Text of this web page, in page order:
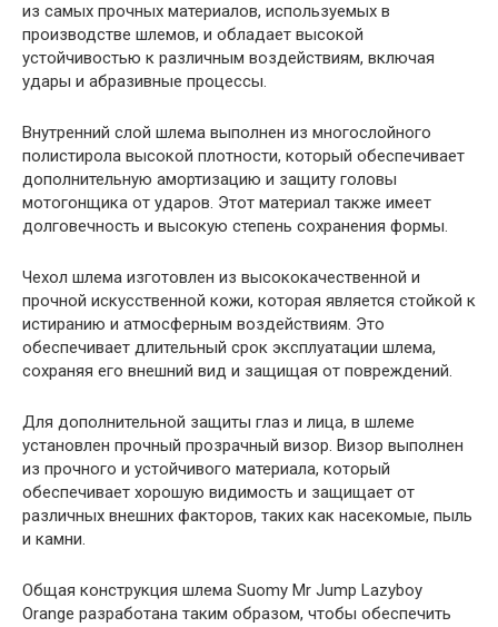
из самых прочных материалов, используемых в
производстве шлемов, и обладает высокой
устойчивостью к различным воздействиям, включая
удары и абразивные процессы.
Внутренний слой шлема выполнен из многослойного
полистирола высокой плотности, который обеспечивает
дополнительную амортизацию и защиту головы
мотогонщика от ударов. Этот материал также имеет
долговечность и высокую степень сохранения формы.
Чехол шлема изготовлен из высококачественной и
прочной искусственной кожи, которая является стойкой к
истиранию и атмосферным воздействиям. Это
обеспечивает длительный срок эксплуатации шлема,
сохраняя его внешний вид и защищая от повреждений.
Для дополнительной защиты глаз и лица, в шлеме
установлен прочный прозрачный визор. Визор выполнен
из прочного и устойчивого материала, который
обеспечивает хорошую видимость и защищает от
различных внешних факторов, таких как насекомые, пыль
и камни.
Общая конструкция шлема Suomy Mr Jump Lazyboy
Orange разработана таким образом, чтобы обеспечить